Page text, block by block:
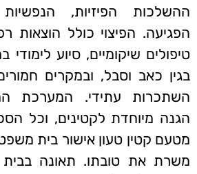
ההשלכות הפיזיות,
הפגיעה. הפיצוי כולל הוצאות
טיפולים שיקומיים, סיוע לימודי
בגין כאב וסבל, ובמקרים
השתכרות עתידי. המערכת
הגנה מיוחדת לקטינים, וכל
מטעם קטין טעון אישור בית
משרת את טובתו. תאונה